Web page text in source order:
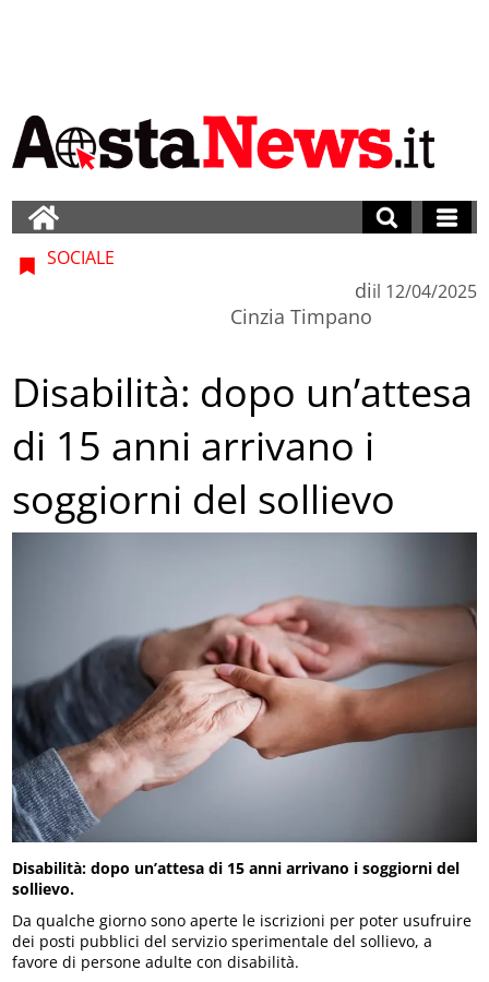
SOCIALE
di
Cinzia Timpano
il 12/04/2025
Disabilità: dopo un’attesa
di 15 anni arrivano i
soggiorni del sollievo
Disabilità: dopo un’attesa di 15 anni arrivano i soggiorni del
sollievo.
Da qualche giorno sono aperte le iscrizioni per poter usufruire
dei posti pubblici del servizio sperimentale del sollievo, a
favore di persone adulte con disabilità.